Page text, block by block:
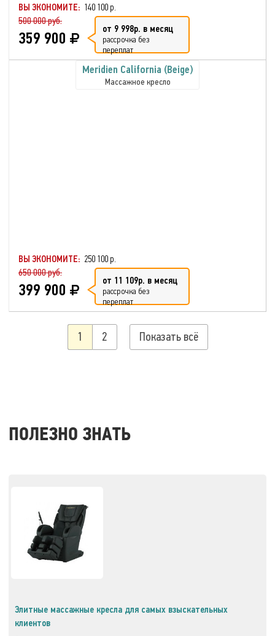
ВЫ ЭКОНОМИТЕ: 140 100 р.
500 000 руб.
359 900 от 9 998р. в месяц
рассрочка без
переплат
Meridien California (Beige)
Массажное кресло
ВЫ ЭКОНОМИТЕ: 250 100 р.
650 000 руб.
399 900 от 11 109р. в месяц
рассрочка без
переплат
1 2 Показать всё
ПОЛЕЗНО ЗНАТЬ
Элитные массажные кресла для самых взыскательных
клиентов